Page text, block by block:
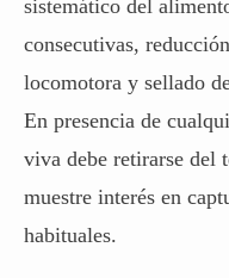
sistemático del
consecutivas,
locomotora y sellado
En presencia de
viva debe retirarse del
muestre interés en
habituales.